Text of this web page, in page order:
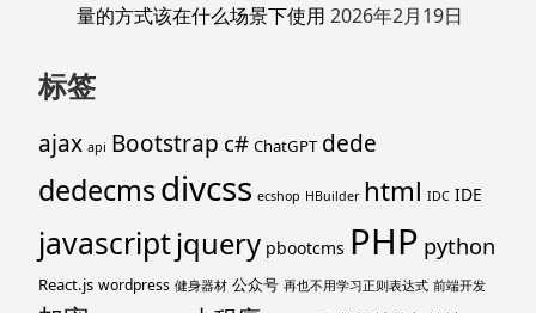
量的方式该在什么场景下使用 2026年2月19日
标签
ajax api Bootstrap c# ChatGPT dede
dedecmsdivcss ecshop HBuilder html IDC IDE
javascriptjquery pbootcms PHP python
React.js wordpress 健身器材 公众号 再也不用学习正则表达式 前端开发